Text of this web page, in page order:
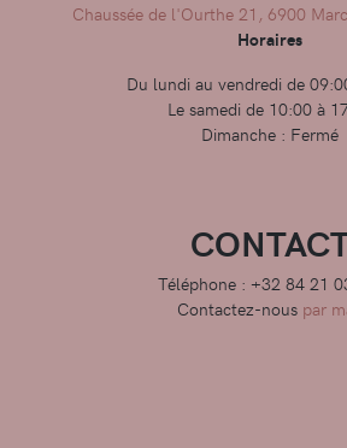
Chaussée de l'Ourthe 21, 6900
Horaires
Du lundi au vendredi de
Le samedi de 10:00 à
Dimanche : Fermé
Téléphone : +32 84 21
Contactez-nous par